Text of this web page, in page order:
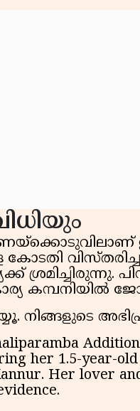
കമ്പനിയിൽ
നിങ്ങളുടെ
her 1.5-year-
Her lover